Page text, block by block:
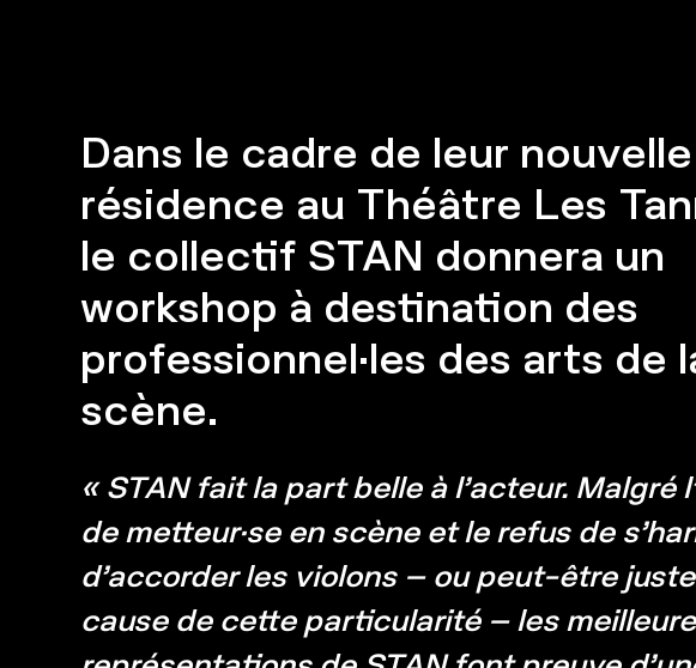
Dans le cadre de leur nouvelle
résidence au Théâtre Les
le collectif STAN donnera un
workshop à destination des
professionnel·les des arts de
scène.
« STAN fait la part belle à l’acteur. Malgré
de metteur·se en scène et le refus de
d’accorder les violons – ou peut-être
cause de cette particularité – les